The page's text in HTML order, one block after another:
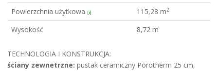
Powierzchnia użytkowa [i] 115,28 m2
Wysokość 8,72 m
TECHNOLOGIA I KONSTRUKCJA:
ściany zewnetrzne: pustak ceramiczny Porotherm 25 cm,